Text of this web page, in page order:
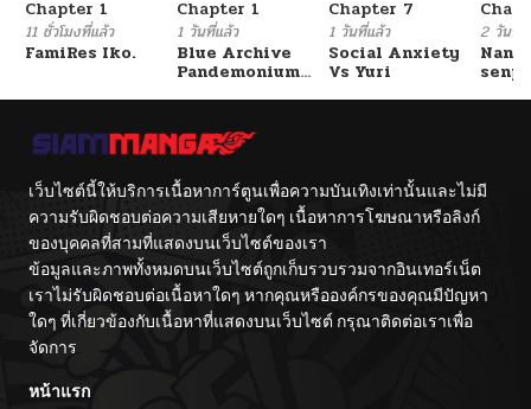
Chapter 1
11 ชั่วโมงที่แล้ว
FamiRes Iko.
Chapter 1
1 วันที่แล้ว
Blue Archive
Pandemonium
Chapter 7
1 วันที่แล้ว
Social Anxiety
Vs Yuri
2 วันที่แ
เว็บไซต์นี้ให้บริการเนื้อหาการ์ตูนเพื่อความบันเทิงเท่านั้นและไม่มี
ความรับผิดชอบต่อความเสียหายใดๆ เนื้อหาการโฆษณาหรือลิงก์
ของบุคคลที่สามที่แสดงบนเว็บไซต์ของเรา
ข้อมูลและภาพทั้งหมดบนเว็บไซต์ถูกเก็บรวบรวมจากอินเทอร์เน็ต
เราไม่รับผิดชอบต่อเนื้อหาใดๆ หากคุณหรือองค์กรของคุณมีปัญหา
ใดๆ ที่เกี่ยวข้องกับเนื้อหาที่แสดงบนเว็บไซต์ กรุณาติดต่อเราเพื่อ
จัดการ
หน้าแรก